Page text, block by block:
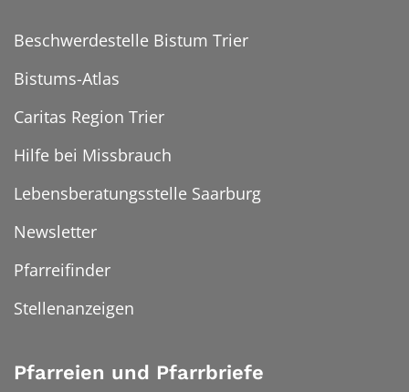
Beschwerdestelle Bistum Trier
Bistums-Atlas
Caritas Region Trier
Hilfe bei Missbrauch
Lebensberatungsstelle Saarburg
Newsletter
Pfarreifinder
Stellenanzeigen
Pfarreien und Pfarrbriefe